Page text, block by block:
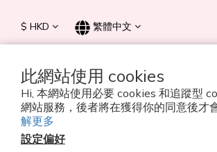
此網站使用 cookies
Hi, 本網站使用必要 cookies 和追蹤型
網站服務，後者將在獲得你的同意後才
解更多
設定偏好
$ HKD 繁體中文
© 2026 Summer Life Holdings Ltd. All rights reserved.